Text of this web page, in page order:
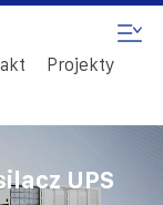
Projekty
UPS